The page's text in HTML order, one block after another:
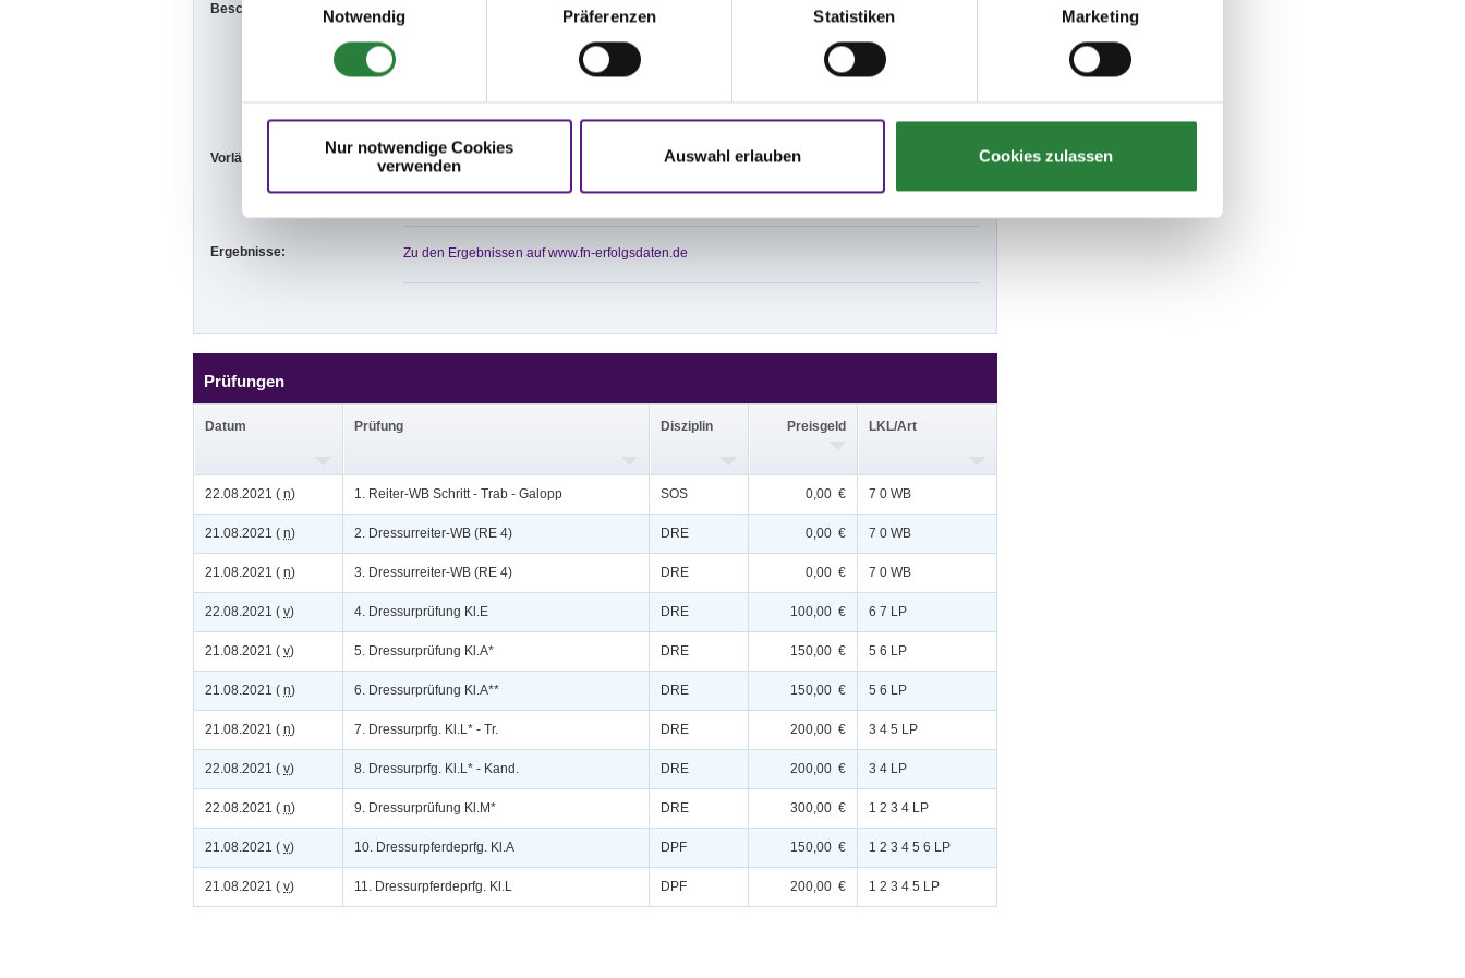
Notwendig
Präferenzen Statistiken Marketing
Nur notwendige Cookies
verwenden
Auswahl erlauben Cookies zulassen
Beschaffenheit der Plätze: Vorbereitungshalle: 20x40m Sand
Außenplatz: 20x40m Kirchhellener Sand
Vorläufige Zeitenteilung:
Sa. vorm.: 5,10,11; nachm.: 2,3,6,7
Ergebnisse: Zu den Ergebnissen auf www.fn-erfolgsdaten.de
Prüfungen
Datum Prüfung Disziplin Preisgeld LKL/Art
22.08.2021 ( n) 1. Reiter-WB Schritt - Trab - Galopp SOS 0,00 € 7 0 WB
21.08.2021 ( n) 2. Dressurreiter-WB (RE 4) DRE 0,00 € 7 0 WB
21.08.2021 ( n) 3. Dressurreiter-WB (RE 4) DRE 0,00 € 7 0 WB
22.08.2021 ( v) 4. Dressurprüfung Kl.E DRE 100,00 € 6 7 LP
21.08.2021 ( v) 5. Dressurprüfung Kl.A* DRE 150,00 € 5 6 LP
21.08.2021 ( n) 6. Dressurprüfung Kl.A** DRE 150,00 € 5 6 LP
21.08.2021 ( n) 7. Dressurprfg. Kl.L* - Tr. DRE 200,00 € 3 4 5 LP
22.08.2021 ( v) 8. Dressurprfg. Kl.L* - Kand. DRE 200,00 € 3 4 LP
22.08.2021 ( n) 9. Dressurprüfung Kl.M* DRE 300,00 € 1 2 3 4 LP
21.08.2021 ( v) 10. Dressurpferdeprfg. Kl.A DPF 150,00 € 1 2 3 4 5 6 LP
21.08.2021 ( v) 11. Dressurpferdeprfg. Kl.L DPF 200,00 € 1 2 3 4 5 LP